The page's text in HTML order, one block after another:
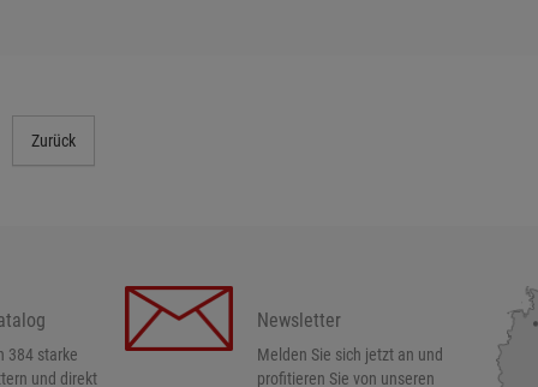
Zurück
384 starke
und direkt
Newsletter
Melden Sie sich jetzt an und
profitieren Sie von unseren